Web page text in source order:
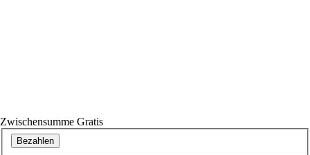
Zwischensumme Gratis
Bezahlen